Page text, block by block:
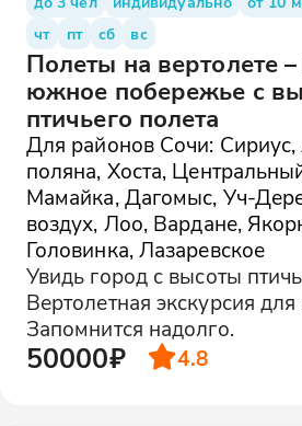
чт
пт сб вс
Полеты на вертолете
южное побережье с
птичьего полета
Для районов Сочи:
поляна, Хоста,
Мамайка, Дагомыс, Уч-
воздух, Лоо, Вардане,
Головинка, Лазаревское
Увидь город с высоты
Вертолетная экскурсия для
Запомнится надолго.
50000₽ 4.8